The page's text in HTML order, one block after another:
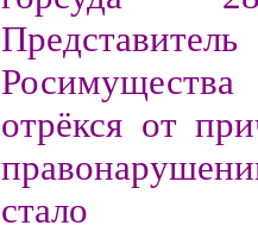
Представитель
отрёкся от
стало